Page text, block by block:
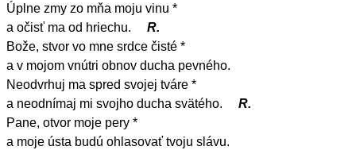
Úplne zmy zo mňa moju vinu *
a očisť ma od hriechu.
R.
Bože, stvor vo mne srdce čisté *
a v mojom vnútri obnov ducha pevného.
Neodvrhuj ma spred svojej tváre *
a neodnímaj mi svojho ducha svätého.
R.
Pane, otvor moje pery *
a moje ústa budú ohlasovať tvoju slávu.